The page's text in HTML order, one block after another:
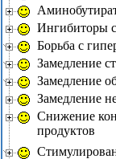
Ингибиторы
Борьба с
Замедление
Замедление
Замедление
Снижение
продуктов